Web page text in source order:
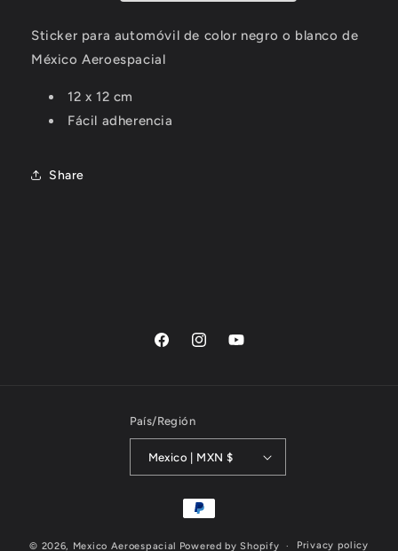
avión
al
costado
avión
al
costado
Sticker para automóvil de color negro o blanco de
México Aeroespacial
12 x 12 cm
Fácil adherencia
Share
FacebookInstagramYouTube
País/Región
Mexico | MXN $
Payment
methods
© 2026, Mexico Aeroespacial Powered by Shopify Privacy policy